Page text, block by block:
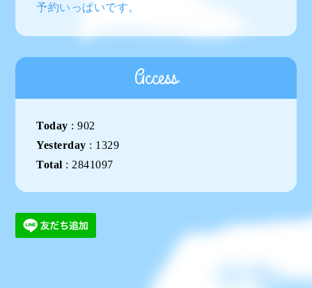
予約いっぱいです。
Access
Today :902
Yesterday : 1329
Total : 2841097